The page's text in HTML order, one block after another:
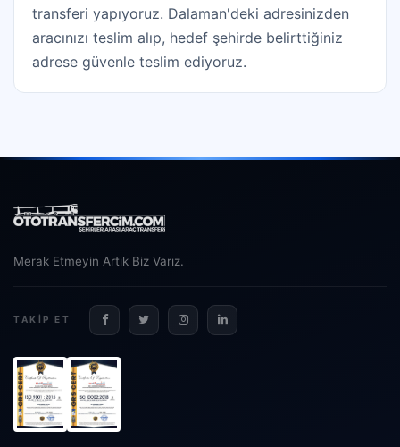
transferi yapıyoruz. Dalaman'deki adresinizden
aracınızı teslim alıp, hedef şehirde belirttiğiniz
adrese güvenle teslim ediyoruz.
Merak Etmeyin Artık Biz Varız.
TAKIP ET